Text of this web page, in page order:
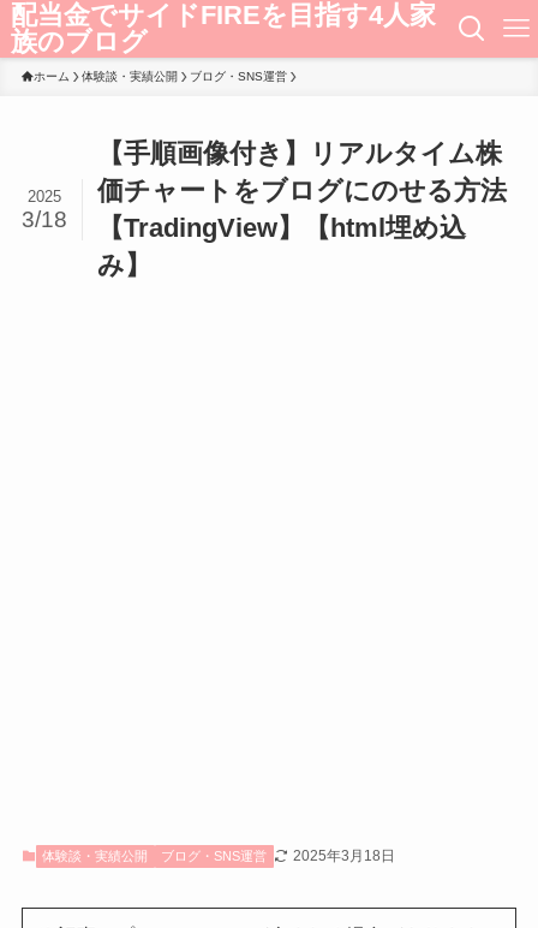
配当金でサイドFIREを目指す4人家
族のブログ
ホーム 体験談・実績公開 ブログ・SNS運営
【手順画像付き】リアルタイム株
価チャートをブログにのせる方法
【TradingView】【html埋め込
み】
2025
3/18
体験談・実績公開 ブログ・SNS運営 2025年3月18日